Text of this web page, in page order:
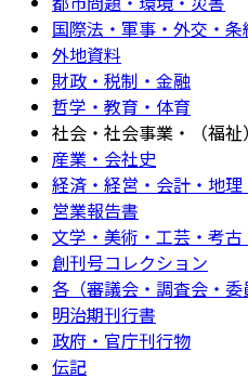
国際法・軍事・外交・
外地資料
財政・税制・金融
哲学・教育・体育
社会・社会事業・（福
産業・会社史
経済・経営・会計・地理
営業報告書
文学・美術・工芸・考古
創刊号コレクション
各（審議会・調査会・
明治期刊行書
政府・官庁刊行物
伝記